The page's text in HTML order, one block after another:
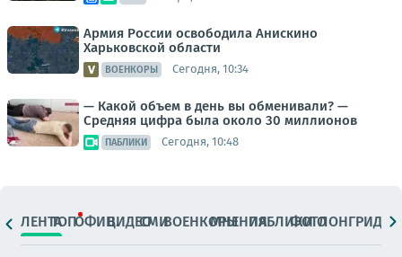
Армия России освободила Анискино
Харьковской области
ВОЕНКОРЫ Сегодня, 10:34
— Какой объем в день вы обменивали? —
Средняя цифра была около 30 миллионов
ПАБЛИКИ Сегодня, 10:48
ЛЕНТАТОПОФИЦ.ВИДЕОСМИВОЕНКОРЫМНЕНИЯПАБЛИКИ
ФОТОЛОНГРИДЫ